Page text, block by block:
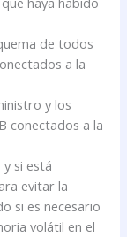
de todos
a la
y los
conectados a la
si está
evitar la
si es necesario
volátil en el